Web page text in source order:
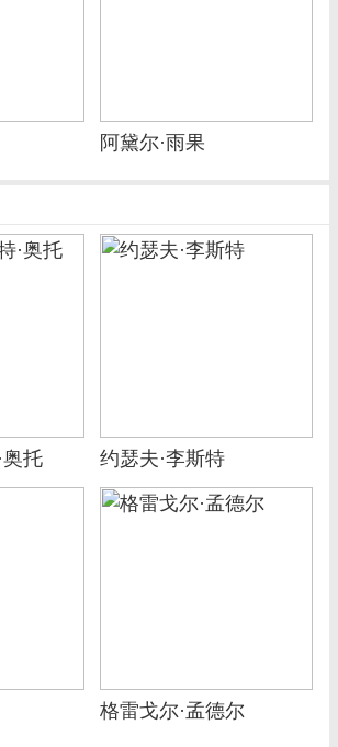
阿黛尔·雨果
奥托 约瑟夫·李斯特
格雷戈尔·孟德尔